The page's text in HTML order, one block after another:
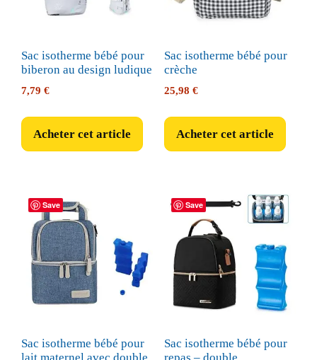
Sac isotherme bébé pour
biberon au design ludique
7,79 €
Acheter cet article
Sac isotherme bébé pour
crèche
25,98 €
Acheter cet article
Save
Sac isotherme bébé pour
Save
Sac isotherme bébé pour